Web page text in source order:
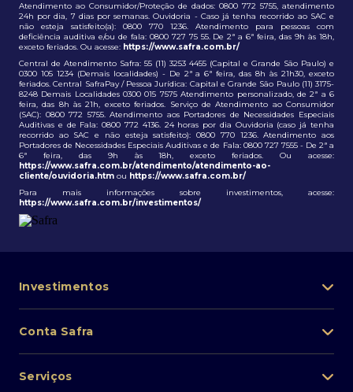
Atendimento ao Consumidor/Proteção de dados: 0800 772 5755, atendimento
24h por dia, 7 dias por semanas. Ouvidoria - Caso já tenha recorrido ao SAC e
não esteja satisfeito(a): 0800 770 1236. Atendimento para pessoas com
deficiência auditiva e/ou de fala: 0800 727 75 55. De 2ª a 6ª feira, das 9h às 18h,
exceto feriados. Ou acesse: https://www.safra.com.br/
Central de Atendimento Safra: 55 (11) 3253 4455 (Capital e Grande São Paulo) e
0300 105 1234 (Demais localidades) - De 2ª a 6ª feira, das 8h às 21h30, exceto
feriados. Central SafraPay / Pessoa Jurídica: Capital e Grande São Paulo (11) 3175-
8248 Demais Localidades 0300 015 7575 Atendimento personalizado, de 2ª a 6
feira, das 8h às 21h, exceto feriados. Serviço de Atendimento ao Consumidor
(SAC): 0800 772 5755. Atendimento aos Portadores de Necessidades Especiais
Auditivas e de Fala: 0800 772 4136. 24 horas por dia Ouvidoria (caso já tenha
recorrido ao SAC e não esteja satisfeito): 0800 770 1236. Atendimento aos
Portadores de Necessidades Especiais Auditivas e de Fala: 0800 727 7555 - De 2ª a
6ª feira, das 9h às 18h, exceto feriados. Ou acesse:
https://www.safra.com.br/atendimento/atendimento-ao-
cliente/ouvidoria.htm ou https://www.safra.com.br/
Para mais informações sobre investimentos, acesse:
https://www.safra.com.br/investimentos/
Investimentos
Lista de fundos de investimento
Conta Safra
Pessoa Física
Serviços